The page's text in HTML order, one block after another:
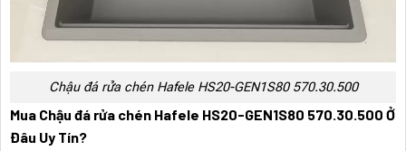
Chậu đá rửa chén Hafele HS20-GEN1S80 570.30.500
Mua Chậu đá rửa chén Hafele HS20-GEN1S80 570.30.500 Ở
Đâu Uy Tín?